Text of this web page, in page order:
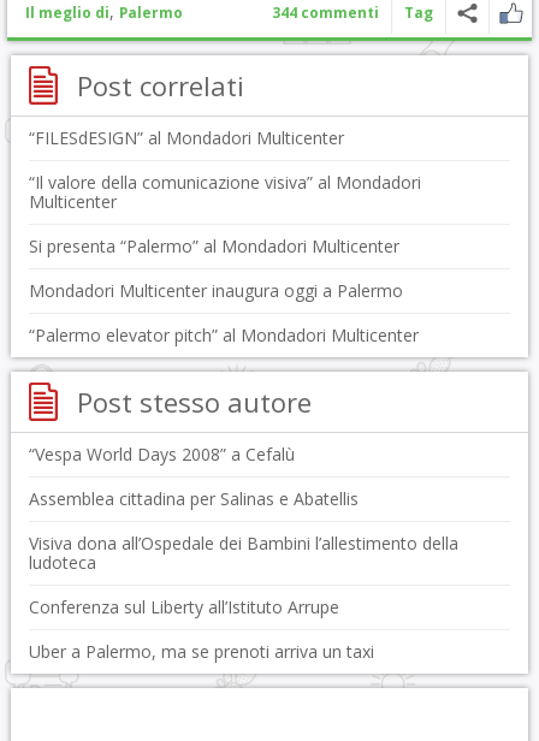
Il meglio di, Palermo 344 commenti Tag
Post correlati
“FILESdESIGN” al Mondadori Multicenter
“Il valore della comunicazione visiva” al Mondadori
Multicenter
Si presenta “Palermo” al Mondadori Multicenter
Mondadori Multicenter inaugura oggi a Palermo
“Palermo elevator pitch” al Mondadori Multicenter
Post stesso autore
“Vespa World Days 2008” a Cefalù
Assemblea cittadina per Salinas e Abatellis
Visiva dona all’Ospedale dei Bambini l’allestimento della
ludoteca
Conferenza sul Liberty all’Istituto Arrupe
Uber a Palermo, ma se prenoti arriva un taxi